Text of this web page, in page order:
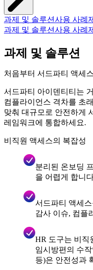
과제 및 솔루션사용 사례
과제 및 솔루션사용 사례
과제 및 솔루션
처음부터 서드파티 액세
서드파티 아이덴티티는
컴플라이언스 격차를 초
맞춰 대규모로 안전하게
레임워크에 통합하세요.
비직원 액세스의 복잡성
분리된 온보딩
을 어렵게 합니
서드파티 액세
감사 이슈, 컴플
HR 도구는 비직
임시방편의 수
등)은 안전성과